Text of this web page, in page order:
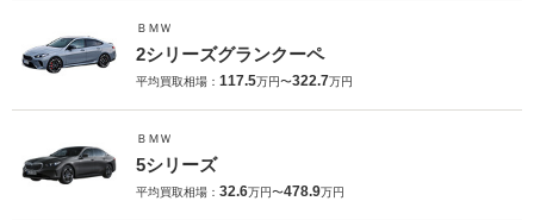
ＢＭＷ
2シリーズグランクーペ
平均買取相場： 117.5万円〜322.7万円
ＢＭＷ
5シリーズ
平均買取相場： 32.6万円〜478.9万円